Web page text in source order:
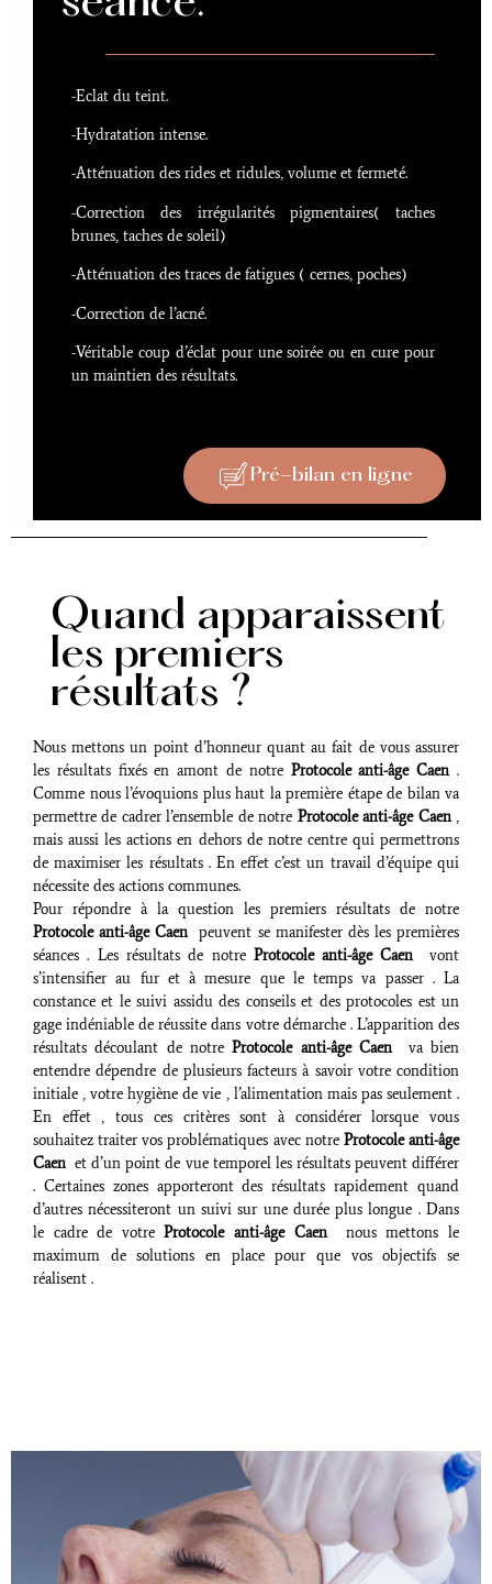
-Eclat du teint.
-Hydratation intense.
-Atténuation des rides et ridules, volume et fermeté.
-Correction des irrégularités pigmentaires( taches
brunes, taches de soleil)
-Atténuation des traces de fatigues ( cernes, poches)
-Correction de l’acné.
-Véritable coup d’éclat pour une soirée ou en cure pour
un maintien des résultats.
Pré-bilan en ligne
Quand apparaissent
les premiers
résultats ?
Nous mettons un point d’honneur quant au fait de vous assurer
les résultats fixés en amont de notre Protocole anti-âge Caen.
Comme nous l’évoquions plus haut la première étape de bilan va
permettre de cadrer l’ensemble de notre Protocole anti-âge Caen,
mais aussi les actions en dehors de notre centre qui permettrons
de maximiser les résultats . En effet c’est un travail d’équipe qui
nécessite des actions communes.
Pour répondre à la question les premiers résultats de notre
Protocole anti-âge Caenpeuvent se manifester dès les premières
séances . Les résultats de notre Protocole anti-âge Caenvont
s’intensifier au fur et à mesure que le temps va passer . La
constance et le suivi assidu des conseils et des protocoles est un
gage indéniable de réussite dans votre démarche . L’apparition des
résultats découlant de notreProtocole anti-âge Caenva bien
entendre dépendre de plusieurs facteurs à savoir votre condition
initiale , votre hygiène de vie , l’alimentation mais pas seulement .
En effet , tous ces critères sont à considérer lorsque vous
souhaitez traiter vos problématiques avec notre Protocole anti-âge
Caenet d’un point de vue temporel les résultats peuvent différer
. Certaines zones apporteront des résultats rapidement quand
d’autres nécessiteront un suivi sur une durée plus longue . Dans
le cadre de votreProtocole anti-âge Caennous mettons le
maximum de solutions en place pour que vos objectifs se
réalisent .